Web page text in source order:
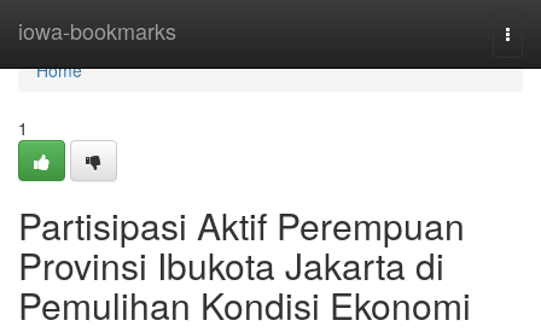
iowa-bookmarks
Home
Home
1
Partisipasi Aktif Perempuan
Provinsi Ibukota Jakarta di
Pemulihan Kondisi Ekonomi